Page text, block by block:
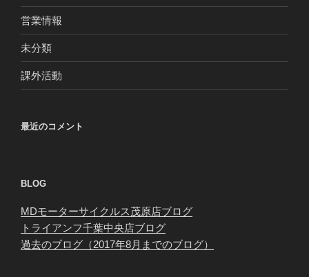
営業情報
未分類
課外活動
最近のコメント
BLOG
MDモーターサイクルス茂原店ブログ
トライアンフ千葉中央店ブログ
過去のブログ（2017年8月までのブログ）